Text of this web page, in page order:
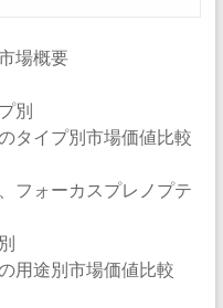
場概要
別
タイプ別市場価値比較
フォーカスプレノプテ
用途別市場価値比較